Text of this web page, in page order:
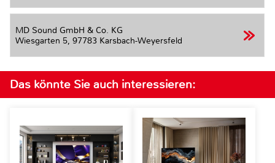
MD Sound GmbH & Co. KG
Wiesgarten 5, 97783 Karsbach-Weyersfeld
Das könnte Sie auch interessieren: